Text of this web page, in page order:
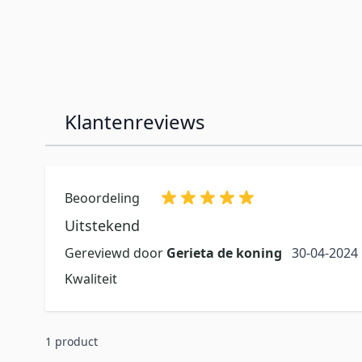
Klantenreviews
Beoordeling
Uitstekend
Gereviewd door Gerieta de koning 30 april
30-04-2024
Kwaliteit
1 product